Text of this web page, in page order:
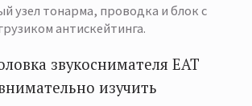
узел тонарма, проводка и блок с
антискейтинга.
звукоснимателя EAT
изучить